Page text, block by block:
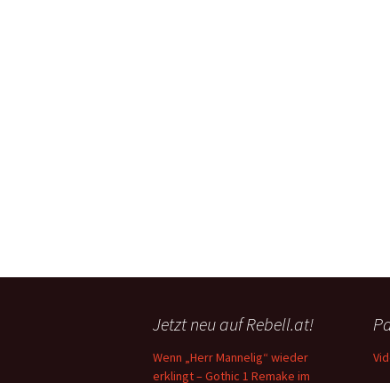
Jetzt neu auf Rebell.at!
Wenn „Herr Mannelig“ wieder
erklingt – Gothic 1 Remake im